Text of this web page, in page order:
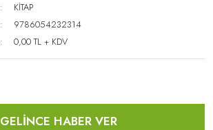
KİTAP
9786054232314
0,00 TL + KDV
GELİNCE HABER VER